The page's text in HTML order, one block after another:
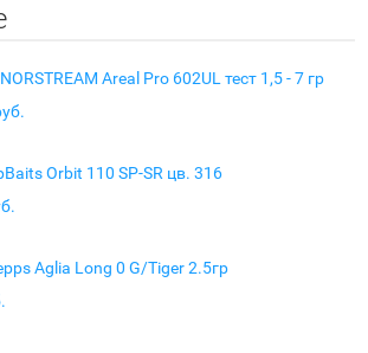
Areal Pro 602UL тест 1,5 - 7 гр
Orbit 110 SP-SR цв. 316
Aglia Long 0 G/Tiger 2.5гр